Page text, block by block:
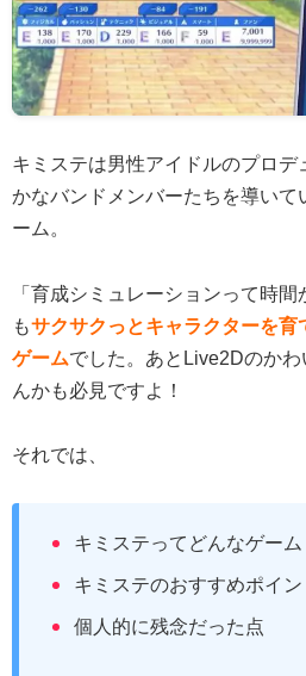
キミステは男性アイドルのプロデ
かなバンドメンバーたちを導いて
ーム。
「育成シミュレーションって時
もサクサクっとキャラクターを育
ゲームでした。あとLive2Dのか
んかも必見ですよ！
それでは、
キミステってどんなゲーム
キミステのおすすめポイン
個人的に残念だった点